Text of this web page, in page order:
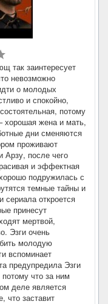
так заинтересует
невозможно
о молодых
и спокойно,
потому
хорошая жена и мать,
дни сменяются
проживают
Арзу, после чего
и эффектная
подружилась с
темные тайны и
сериала откроется
принесут
мертвой,
Эзги очень
молодую
вспоминает
предупредила Эзги
что за ним
деле является
что заставит